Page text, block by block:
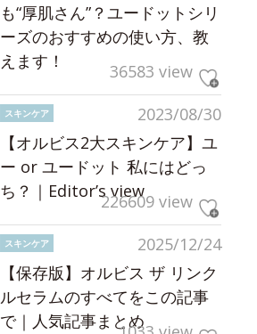
も“厚肌さん”？ユードットシリ
ーズのおすすめの使い方、教
えます！
36583 view
2023/08/30
スキンケア
【オルビス2大スキンケア】ユ
ー or ユードット 私にはどっ
ち？｜Editor’s view226609 view
2025/12/24
スキンケア
【保存版】オルビス ザ リンク
ルセラムのすべてをこの記事
で｜人気記事まとめ